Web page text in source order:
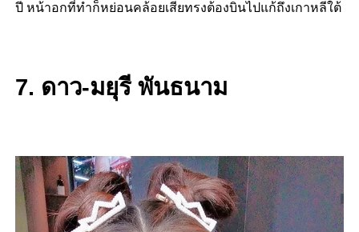
ปี หน้าอกที่ทำก็หย่อนคล้อยเสียทรงต้องบินไปแก้ถึงเกาหลีใต้
7. ดาว-มยุรี พันธนาม